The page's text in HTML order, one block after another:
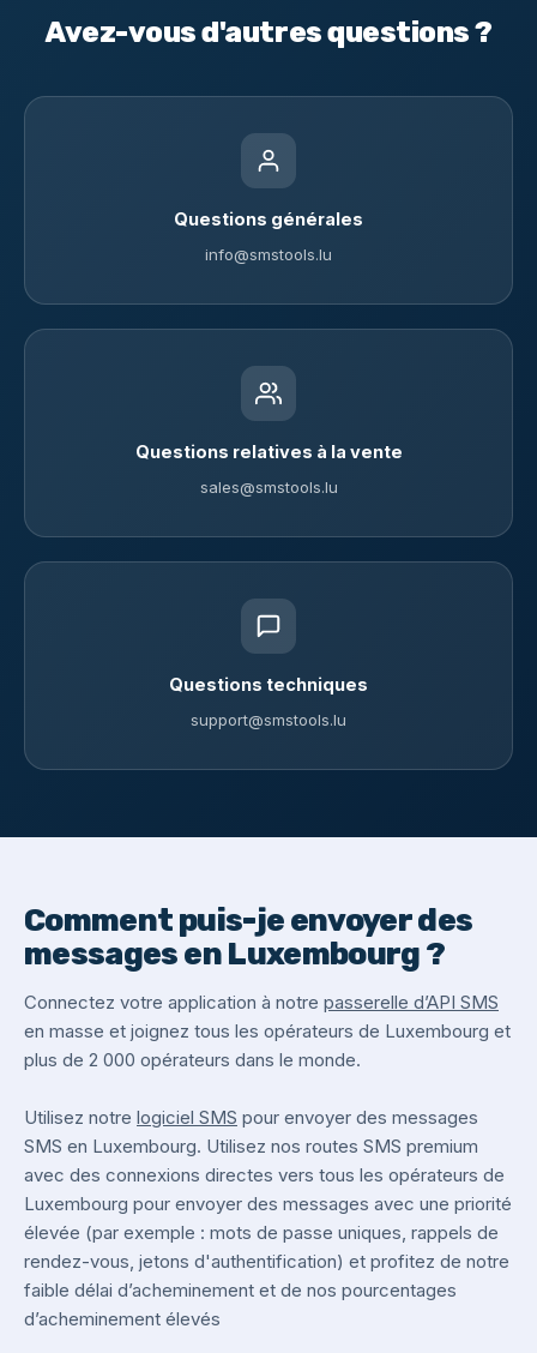
Avez-vous d'autres questions ?
Questions générales
info@smstools.lu
Questions relatives à la vente
sales@smstools.lu
Questions techniques
support@smstools.lu
Comment puis-je envoyer des
messages en Luxembourg ?
Connectez votre application à notre passerelle d’API SMS
en masse et joignez tous les opérateurs de Luxembourg et
plus de 2 000 opérateurs dans le monde.
Utilisez notre logiciel SMS pour envoyer des messages
SMS en Luxembourg. Utilisez nos routes SMS premium
avec des connexions directes vers tous les opérateurs de
Luxembourg pour envoyer des messages avec une priorité
élevée (par exemple : mots de passe uniques, rappels de
rendez-vous, jetons d'authentification) et profitez de notre
faible délai d’acheminement et de nos pourcentages
d’acheminement élevés